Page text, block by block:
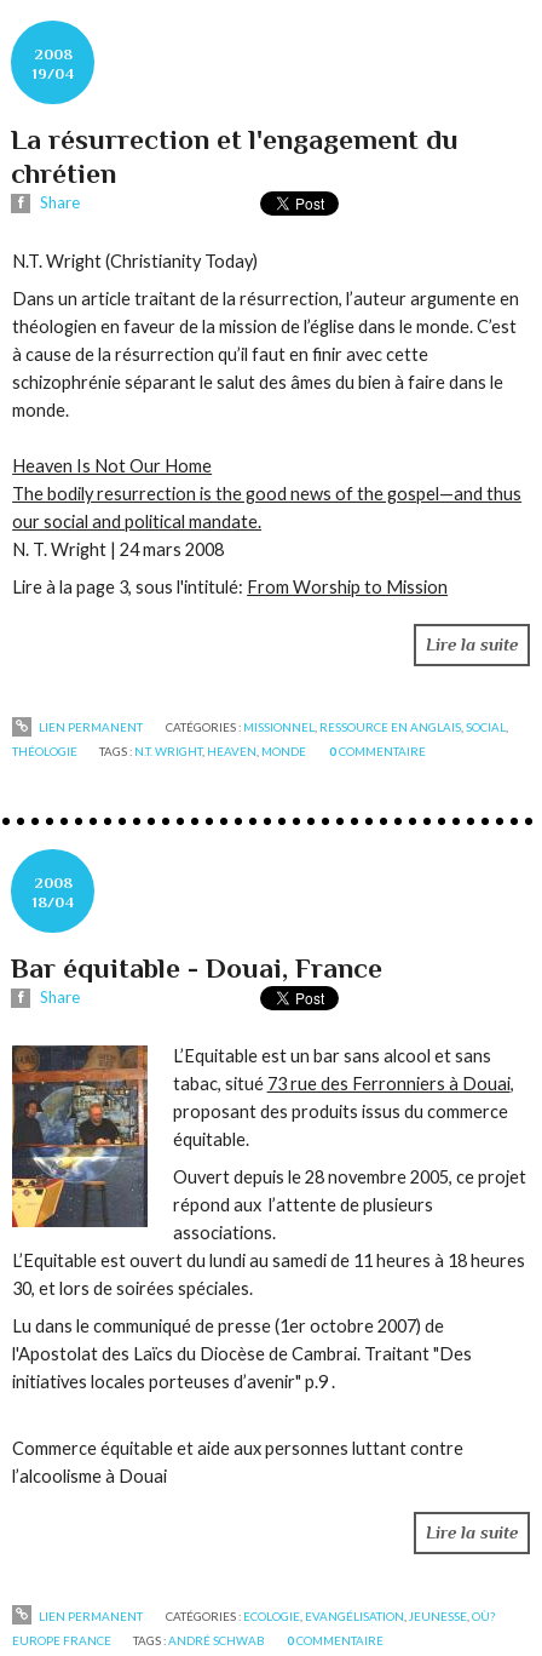
2008
19/04
La résurrection et l'engagement du
chrétien
Share
N.T. Wright (Christianity Today)
Dans un article traitant de la résurrection, l’auteur argumente en
théologien en faveur de la mission de l’église dans le monde. C’est
à cause de la résurrection qu’il faut en finir avec cette
schizophrénie séparant le salut des âmes du bien à faire dans le
monde.
Heaven Is Not Our Home
The bodily resurrection is the good news of the gospel—and thus
our social and political mandate.
N. T. Wright | 24 mars 2008
Lire à la page 3, sous l'intitulé: From Worship to Mission
Lire la suite
LIEN PERMANENT CATÉGORIES : MISSIONNEL, RESSOURCE EN ANGLAIS,SOCIAL,
THÉOLOGIE
TAGS : N.T. WRIGHT, HEAVEN, MONDE 0COMMENTAIRE
2008
18/04
Bar équitable - Douai, France
Share
L’Equitable est un bar sans alcool et sans
tabac, situé 73 rue des Ferronniers à Douai,
proposant des produits issus du commerce
équitable.
Ouvert depuis le 28 novembre 2005, ce projet
répond aux l’attente de plusieurs
associations.
L’Equitable est ouvert du lundi au samedi de 11 heures à 18 heures
30, et lors de soirées spéciales.
Lu dans le communiqué de presse (1er octobre 2007) de
l'Apostolat des Laïcs du Diocèse de Cambrai. Traitant "Des
initiatives locales porteuses d’avenir" p.9 .
Commerce équitable et aide aux personnes luttant contre
l’alcoolisme à Douai
Lire la suite
LIEN PERMANENT CATÉGORIES : ECOLOGIE, EVANGÉLISATION JEUNESSE, OÙ?
EUROPE FRANCE
TAGS :ANDRÉ SCHWAB 0COMMENTAIRE